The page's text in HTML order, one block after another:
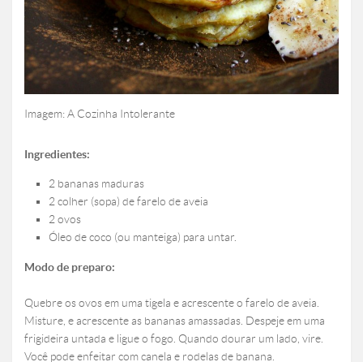
Imagem: A Cozinha Intolerante
Ingredientes:
2 bananas maduras
2 colher (sopa) de farelo de aveia
2 ovos
Óleo de coco (ou manteiga) para untar.
Modo de preparo:
Quebre os ovos em uma tigela e acrescente o farelo de aveia.
Misture, e acrescente as bananas amassadas. Despeje em uma
frigideira untada e ligue o fogo. Quando dourar um lado, vire.
Você pode enfeitar com canela e rodelas de banana.